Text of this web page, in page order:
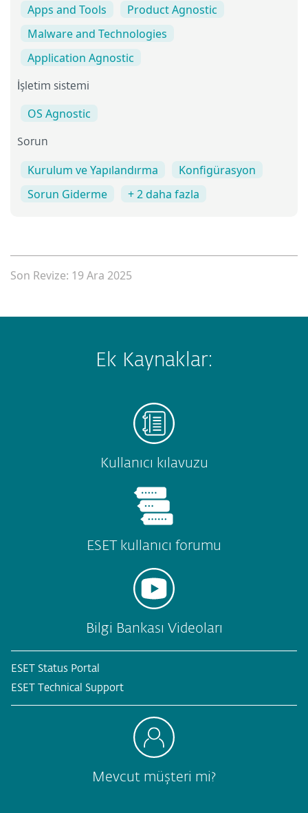
Apps and Tools
Product Agnostic
Malware and Technologies
Application Agnostic
İşletim sistemi
OS Agnostic
Sorun
Kurulum ve Yapılandırma
Konfigürasyon
Sorun Giderme
+ 2 daha fazla
Son Revize: 19 Ara 2025
Ek Kaynaklar:
Kullanıcı kılavuzu
ESET kullanıcı forumu
Bilgi Bankası Videoları
ESET Status Portal
ESET Technical Support
Mevcut müşteri mi?